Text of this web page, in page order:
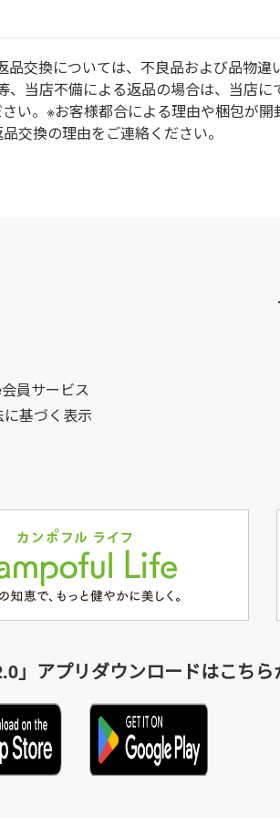
交換については、不良品および品物
当店不備による返品の場合は、当店に
い。※お客様都合による理由や梱包が
交換の理由をご連絡ください。
員サービス
に基づく表示
」アプリダウンロードはこちら